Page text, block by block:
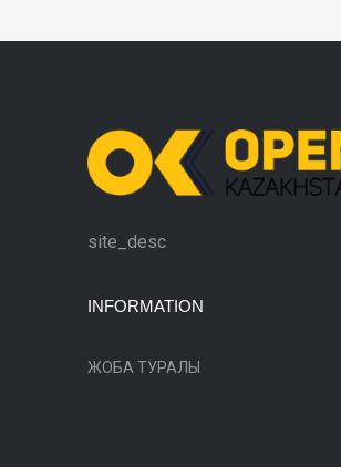
site_desc
INFORMATION
ЖОБА ТУРАЛЫ